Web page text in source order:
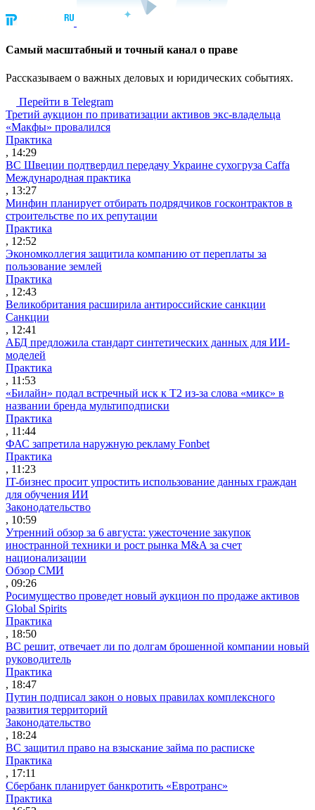
Cамый масштабный и точный канал о праве
Рассказываем о важных деловых и юридических событиях.
Перейти в Telegram
Третий аукцион по приватизации активов экс-владельца
«Макфы» провалился
Практика
, 14:29
ВС Швеции подтвердил передачу Украине сухогруза Caffa
Международная практика
, 13:27
Минфин планирует отбирать подрядчиков госконтрактов в
строительстве по их репутации
Практика
, 12:52
Экономколлегия защитила компанию от переплаты за
пользование землей
Практика
, 12:43
Великобритания расширила антироссийские санкции
Санкции
, 12:41
АБД предложила стандарт синтетических данных для ИИ-
моделей
Практика
, 11:53
«Билайн» подал встречный иск к Т2 из-за слова «микс» в
названии бренда мультиподписки
Практика
, 11:44
ФАС запретила наружную рекламу Fonbet
Практика
, 11:23
IT-бизнес просит упростить использование данных граждан
для обучения ИИ
Законодательство
, 10:59
Утренний обзор за 6 августа: ужесточение закупок
иностранной техники и рост рынка M&A за счет
национализации
Обзор СМИ
, 09:26
Росимущество проведет новый аукцион по продаже активов
Global Spirits
Практика
, 18:50
ВС решит, отвечает ли по долгам брошенной компании новый
руководитель
Практика
, 18:47
Путин подписал закон о новых правилах комплексного
развития территорий
Законодательство
, 18:24
ВС защитил право на взыскание займа по расписке
Практика
, 17:11
Сбербанк планирует банкротить «Евротранс»
Практика